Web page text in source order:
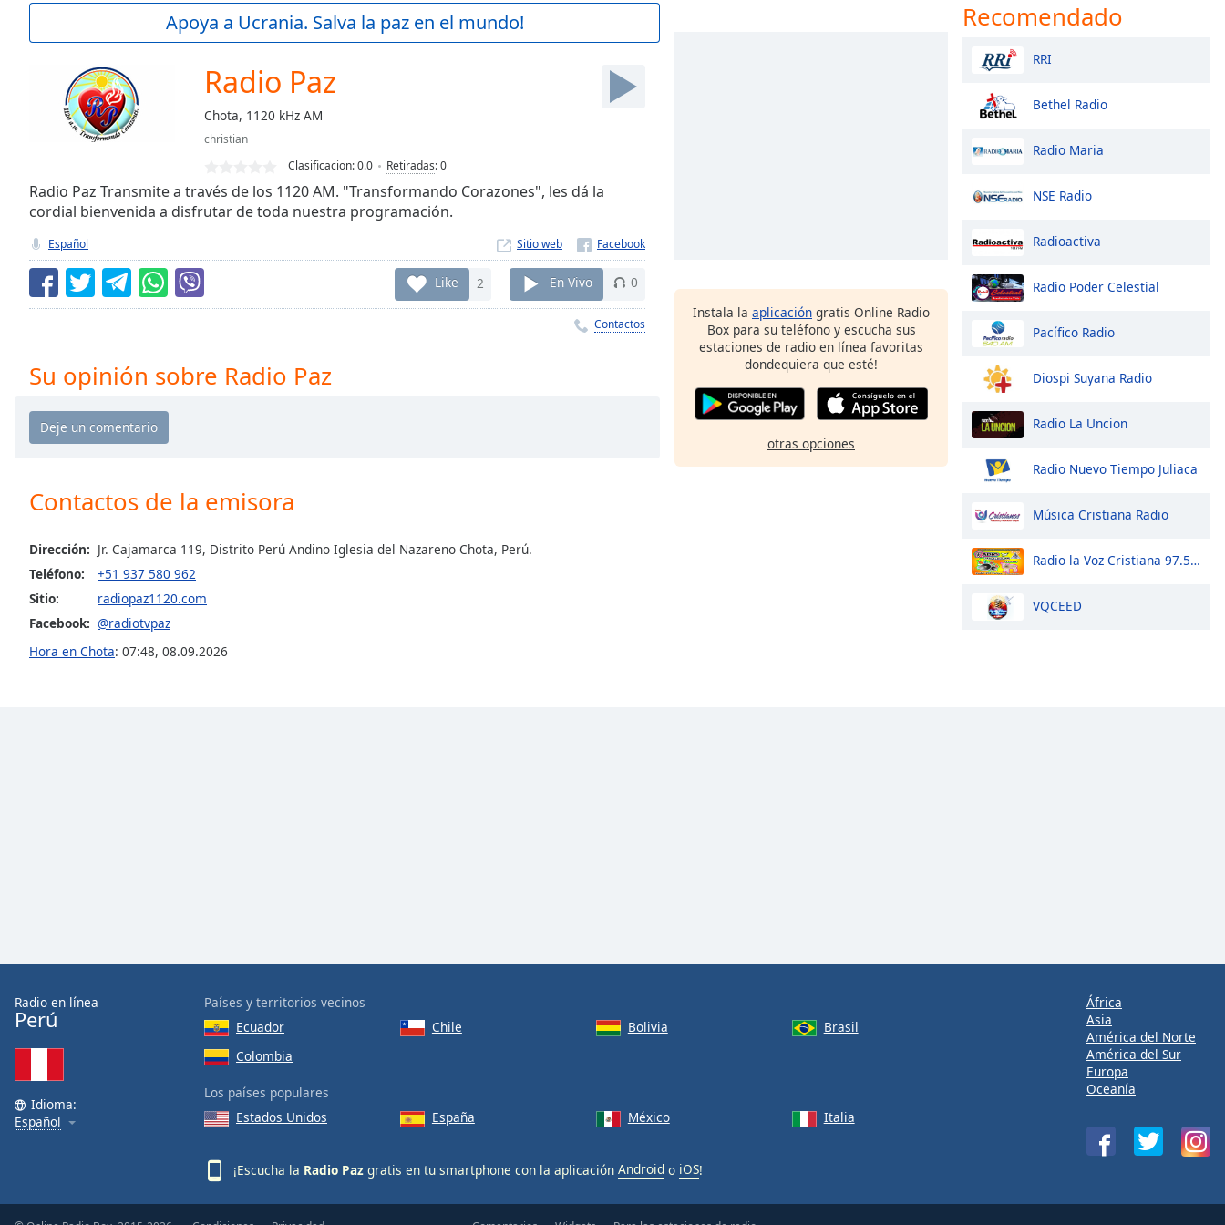
Current
Seek to
currently
LIVE
Remaining
Rate
Chapters
Chapters
selected
Subtitles
subtitles
settings,
is
modal
window.
dialog
window.
and
Apoya a Ucrania. Salva la paz en el mundo!
Radio Paz
Chota, 1120 kHz AM
christian
Clasificacion:0.0 Retiradas:0
Radio Paz Transmite a través de los 1120 AM. "Transformando Corazones", les dá la
cordial bienvenida a disfrutar de toda nuestra programación.
Español Sitio web
Like 2 En Vivo 0
Contactos
Su opinión sobre Radio Paz
Contactos de la emisora
Dirección: Jr. Cajamarca 119, Distrito Perú Andino Iglesia del Nazareno Chota, Perú.
Teléfono:
+51 937 580 962
Sitio:
radiopaz1120.com
Facebook: @radiotvpaz
Hora en Chota: 07:48, 08.09.2026
Instala la aplicación gratis Online Radio
Box para su teléfono y escucha sus
estaciones de radio en línea favoritas
dondequiera que esté!
otras opciones
Recomendado
RRI
Bethel Radio
Radio Maria
NSE Radio
Radioactiva
Radio Poder Celestial
Pacífico Radio
Diospi Suyana Radio
Radio La Uncion
Radio Nuevo Tiempo Juliaca
Música Cristiana Radio
Radio la Voz Cristiana 97.5 FM Larcay
VQCEED
Radio en línea
Perú
Idioma:
Español
Países y territorios vecinos
Ecuador
Chile Bolivia
Brasil
Colombia
Los países populares
Estados Unidos
España México Italia
¡Escucha la Radio Paz gratis en tu smartphone con la aplicación Android o iOS!
África
Asia
América del Norte
América del Sur
Europa
Oceanía